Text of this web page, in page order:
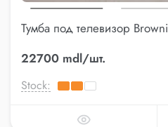
Тумба под телевизор Browni
22700 mdl/шт.
Stock: